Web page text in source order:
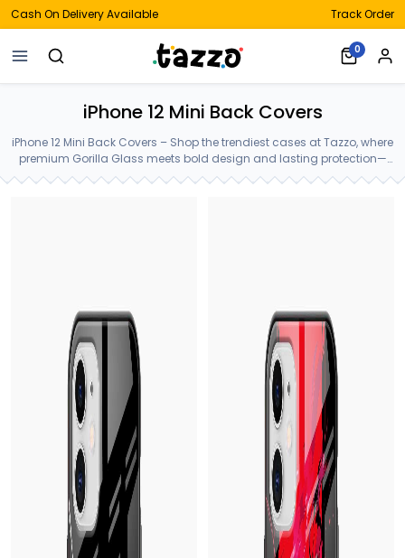
Cash On Delivery Available Track Order
0
iPhone 12 Mini Back Covers
iPhone 12 Mini Back Covers – Shop the trendiest cases at Tazzo, where
premium Gorilla Glass meets bold design and lasting protection—
crafted for your iPhone 12 Mini Back Covers.